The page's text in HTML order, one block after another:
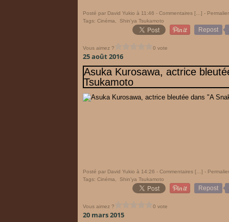
Posté par David Yukio à 11:46 - Commentaires [ ] -
Tags: Cinéma Shin'ya Tsukamoto
Repost
Vous aimez ? 0 vote
25 août 2016
Asuka Kurosawa, actrice
Tsukamoto
Posté par David Yukio à 14:26 - Commentaires [ ] -
Tags: Cinéma Shin'ya Tsukamoto
Repost
Vous aimez ? 0 vote
20 mars 2015